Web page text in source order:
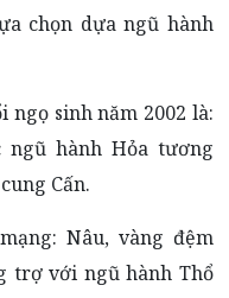
chọn dựa ngũ hành
sinh năm 2002 là:
ngũ hành Hỏa tương
Cấn.
Nâu, vàng đệm
trợ với ngũ hành Thổ